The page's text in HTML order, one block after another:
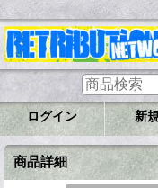
ログイン 新
商品詳細